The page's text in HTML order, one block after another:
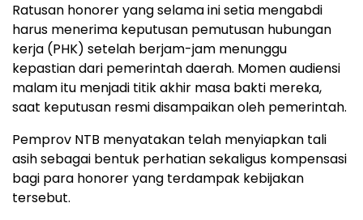
Ratusan honorer yang selama ini setia mengabdi
harus menerima keputusan pemutusan hubungan
kerja (PHK) setelah berjam-jam menunggu
kepastian dari pemerintah daerah. Momen audiensi
malam itu menjadi titik akhir masa bakti mereka,
saat keputusan resmi disampaikan oleh pemerintah.
Pemprov NTB menyatakan telah menyiapkan tali
asih sebagai bentuk perhatian sekaligus kompensasi
bagi para honorer yang terdampak kebijakan
tersebut.